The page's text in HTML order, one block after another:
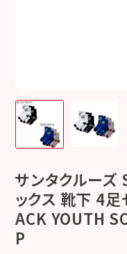
サンタクルーズ
ックス 靴下 4
ACK YOUTH
P